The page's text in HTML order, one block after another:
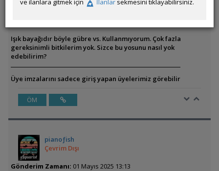
Yazar:KaanE
Işık bayağıdır böyle gübre vs. Kullanmıyorum. Çok fazla
gereksinimli bitkilerim yok. Sizce bu yosunu nasıl yok
edebilirim?
Üye imzalarını sadece giriş yapan üyelerimiz görebilir
ÖM
pianoƒish
Çevrim Dışı
Gönderim Zamanı: 01 Mayıs 2025 13:13
ve ilanlara gitmek için
İlanlar sekmesini tıklayabilirsiniz.